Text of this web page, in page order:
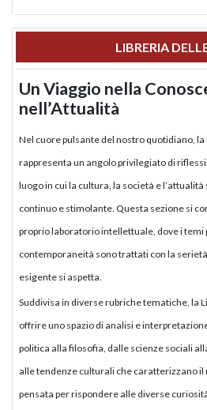
LIBRERIA
Un Viaggio nella
nell’Attualità
Nel cuore pulsante del nostro quotidiano,
rappresenta un angolo privilegiato di
luogo in cui la cultura, la società e
continuo e stimolante. Questa sezione si
proprio laboratorio intellettuale, dove i temi
contemporaneità sono trattati con la
esigente si aspetta.
Suddivisa in diverse rubriche tematiche, la
offrire uno spazio di analisi e
politica alla filosofia, dalle scienze sociali
alle tendenze culturali che caratterizzano il
pensata per rispondere alle diverse